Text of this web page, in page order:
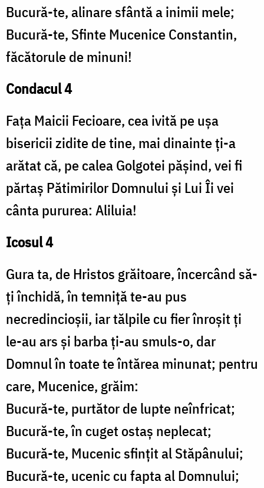
Bucură-te, alinare sfântă a inimii mele;
Bucură-te, Sfinte Mucenice Constantin,
făcătorule de minuni!
Condacul 4
Fața Maicii Fecioare, cea ivită pe ușa
bisericii zidite de tine, mai dinainte ți-a
arătat că, pe calea Golgotei pășind, vei fi
părtaș Pătimirilor Domnului și Lui Îi vei
cânta pururea: Aliluia!
Icosul 4
Gura ta, de Hristos grăitoare, încercând să-
ți închidă, în temniță te-au pus
necredincioșii, iar tălpile cu fier înroșit ți
le-au ars și barba ți-au smuls-o, dar
Domnul în toate te întărea minunat; pentru
care, Mucenice, grăim:
Bucură-te, purtător de lupte neînfricat;
Bucură-te, în cuget ostaș neplecat;
Bucură-te, Mucenic sfințit al Stăpânului;
Bucură-te, ucenic cu fapta al Domnului;